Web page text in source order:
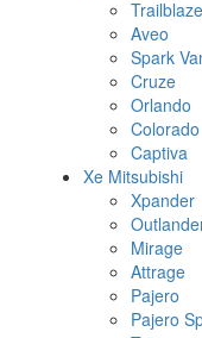
Aveo
Spark
Cruze
Orlando
Colorado
Captiva
Xe Mitsubishi
Xpander
Mirage
Attrage
Pajero
Pajero